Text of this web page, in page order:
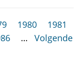
1980
1981
…
Volgende